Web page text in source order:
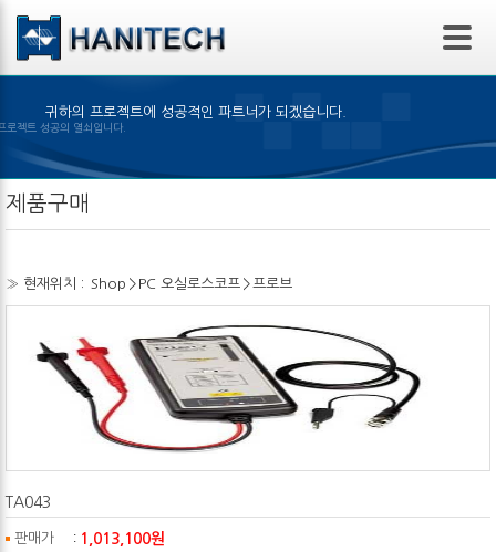
본문 바로가기
귀하의 프로젝트에 성공적인 파트너가 되겠습니다.
선택은 프로젝트 성공의 열쇠입니다.
제품구매
» 현재위치 : Shop > PC 오실로스코프 >프로브
TA043
판매가 : 1,013,100원